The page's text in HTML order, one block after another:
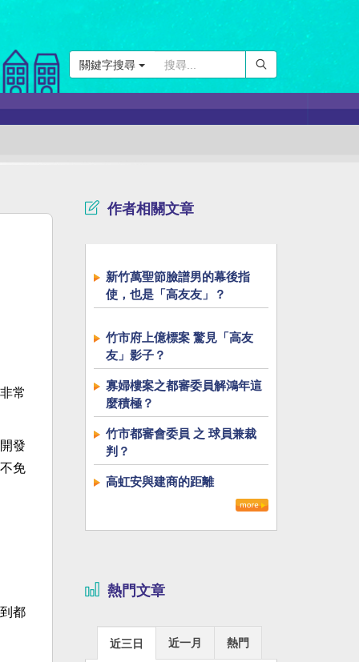
關鍵字搜尋
常
發
免
都
作者相關文章
新竹萬聖節臉譜男的幕後指
使，也是「高友友」？
竹市府上億標案 驚見「高友
友」影子？
寡婦樓案之都審委員解鴻年這
麼積極？
竹市都審會委員 之 球員兼裁
判？
高虹安與建商的距離
熱門文章
近三日 近一月 熱門